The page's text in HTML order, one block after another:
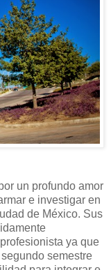
un profundo amor
e investigar en
de México. Sus
ya que
semestre